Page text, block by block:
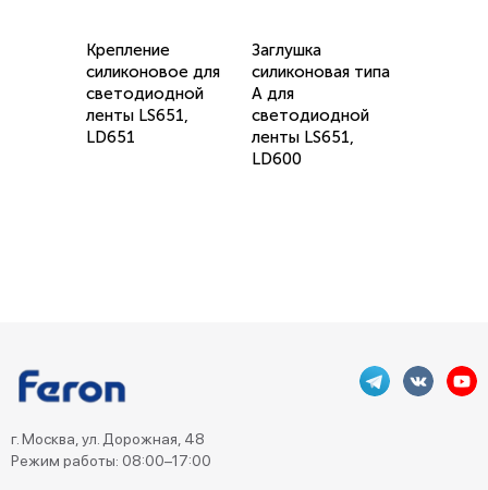
Крепление
силиконовое для
светодиодной
ленты LS651,
LD651
Заглушка
силиконовая типа
А для
светодиодной
ленты LS651,
LD600
г. Москва, ул. Дорожная, 48
Режим работы: 08:00–17:00